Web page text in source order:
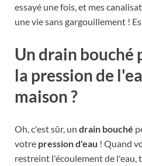
essayé une fois, et mes
une vie sans gargouillement !
Un drain
la pression de
maison ?
Oh, c'est sûr, un drain bouché
votre pression d'eau ! Quand
restreint l'écoulement de l'eau,